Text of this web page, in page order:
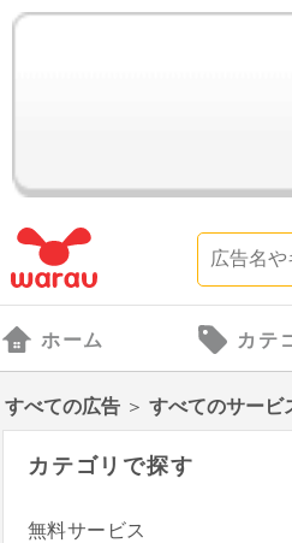
ホーム カテ
すべての広告 ＞ すべてのサービ
カテゴリで探す
無料サービス